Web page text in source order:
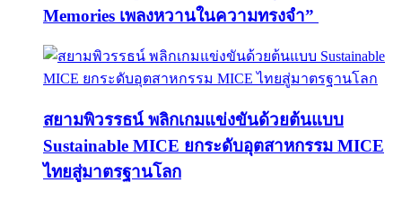
Memories เพลงหวานในความทรงจำ”
สยามพิวรรธน์ พลิกเกมแข่งขันด้วยต้นแบบ
Sustainable MICE ยกระดับอุตสาหกรรม MICE
ไทยสู่มาตรฐานโลก